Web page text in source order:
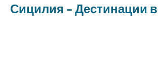
Сицилия – Дестинации